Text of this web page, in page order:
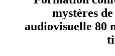
mystères
audiovisuelle 80